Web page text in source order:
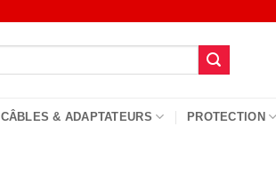
CÂBLES & ADAPTATEURS PROTECTION